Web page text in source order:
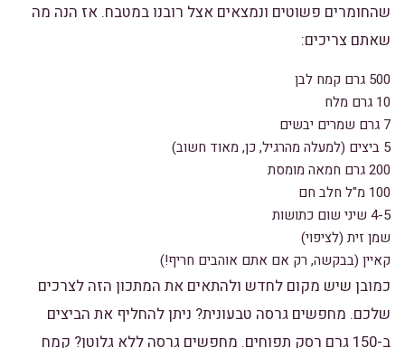
שהחומרים פשוטים ונמצאים אצל רובנו במטבח. אז הנה מה
שאתם צריכים:
500 גרם קמח לבן
10 גרם מלח
7 גרם שמרים יבשים
5 ביצים (למעלה מהרגיל, כן, מאוד חשוב)
200 גרם חמאה מומסת
100 מ"ל חלב חם
4-5 שיני שום כתושות
שמן זית (לציפוי)
קאיין (בבקשה, רק אם אתם אוהבים חריף!)
כמובן שיש מקום לחדש ולהתאים את המתכון הזה לצרכים
שלכם. מחפשים גרסה טבעונית? ניתן להחליף את הביצים
ב-150 גרם רסק תפוחים. מחפשים גרסה ללא גלוטן? קמח